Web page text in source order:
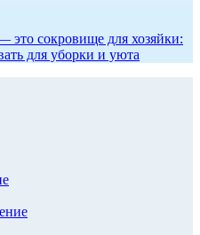
сокровище для хозяйки:
для уборки и уюта